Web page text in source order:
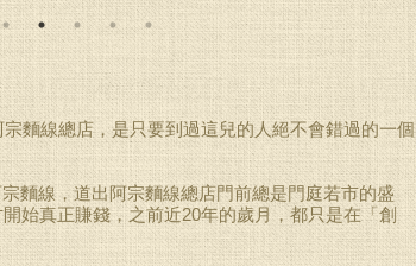
麵線總店，是只要到過這兒的人絕不會錯過的一個
麵線，道出阿宗麵線總店門前總是門庭若市的盛
始真正賺錢，之前近20年的歲月，都只是在「創